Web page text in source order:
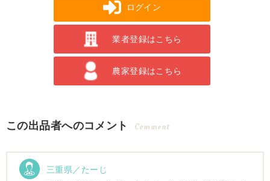
ログイン
業者登録はこちら
農家登録はこちら
この出品者へのコメント Comment
三重県／たーじ